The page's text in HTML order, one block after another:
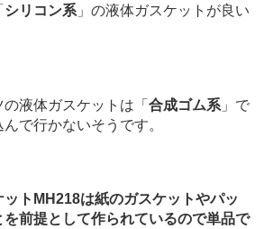
シリコン系 」の液体ガスケットが良い
液体ガスケットは「 合成ゴム系 」で
で行かないそうです。
トMH218は紙のガスケットやパッ
前提として作られているので単品で